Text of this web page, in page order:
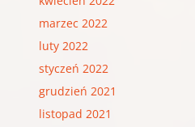
marzec 2022
luty 2022
styczeń 2022
grudzień 2021
listopad 2021